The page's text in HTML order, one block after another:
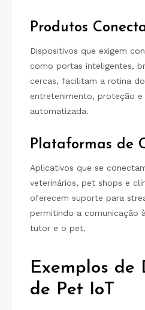
Produtos
Dispositivos que exigem
como portas inteligentes,
cercas, facilitam a rotina
entretenimento, proteção e
automatizada.
Plataformas de
Aplicativos que se
veterinários, pet shops e
oferecem suporte para
permitindo a comunicação
tutor e o pet.
Exemplos de
de Pet IoT